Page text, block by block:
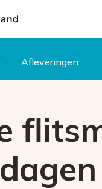
Afleveringen